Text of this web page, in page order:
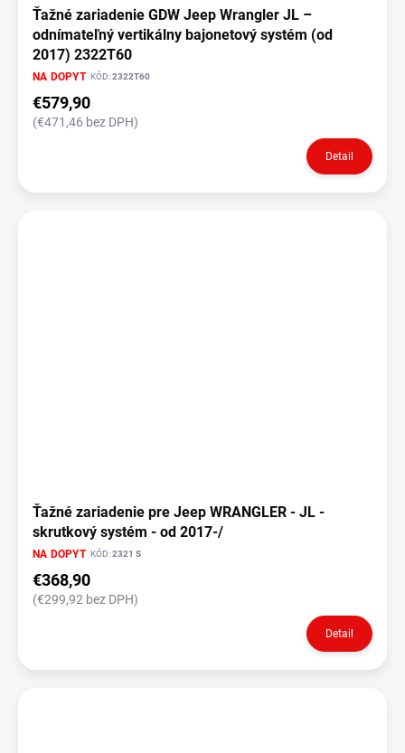
Ťažné zariadenie GDW Jeep Wrangler JL –
odnímateľný vertikálny bajonetový systém (od
2017) 2322T60
NA DOPYT KÓD:2322T60
€579,90
(€471,46 bez DPH)
Detail
Ťažné zariadenie pre Jeep WRANGLER - JL -
skrutkový systém - od 2017-/
NA DOPYT KÓD:2321 S
€368,90
(€299,92 bez DPH)
Detail